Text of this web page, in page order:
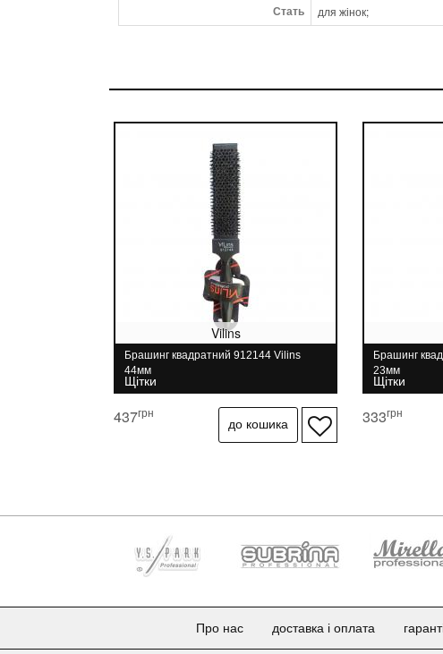
Стать для жінок;
Vilins
Брашинг квадратний 912144 Vilins
44мм
Щітки
437грн
Брашинг
23мм
Щітки
333грн
Про нас доставка і оплата